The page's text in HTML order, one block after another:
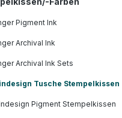
Pigment Ink
Archival Ink
Archival Ink Sets
Tusche Stempelkissen
Pigment Stempelkissen